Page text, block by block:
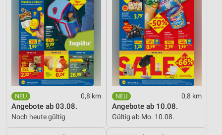
0,8 km
Angebote ab 03.08.
Noch heute gültig
0,8 km
Angebote ab 10.08.
Gültig ab Mo. 10.08.